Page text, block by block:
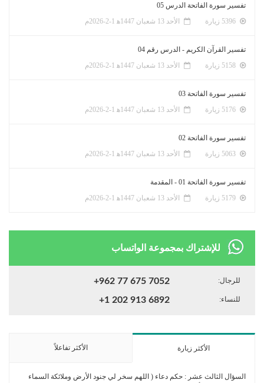
تفسير سورة الفاتحة الدرس 05
الأحد 13 شعبان 1447ﻫ 1-2-2026م
تفسير القرآن الكريم - الدرس رقم 04
الأحد 13 شعبان 1447ﻫ 1-2-2026م
تفسير سورة الفاتحة 03
الأحد 13 شعبان 1447ﻫ 1-2-2026م
تفسير سورة الفاتحة 02
الأحد 13 شعبان 1447ﻫ 1-2-2026م
تفسير سورة الفاتحة 01 - المقدمة
الأحد 13 شعبان 1447ﻫ 1-2-2026م
للإشتراك بمجموعة الواتساب
للرجال: +962 77 675 7052
للنساء: +1 202 913 6892
الأكثر زيارة الأكثر تفاعلاً
السؤال الثالث عشر : حكم دعاء ( اللهم سخر لي جنود الأرض وملائكة السماء